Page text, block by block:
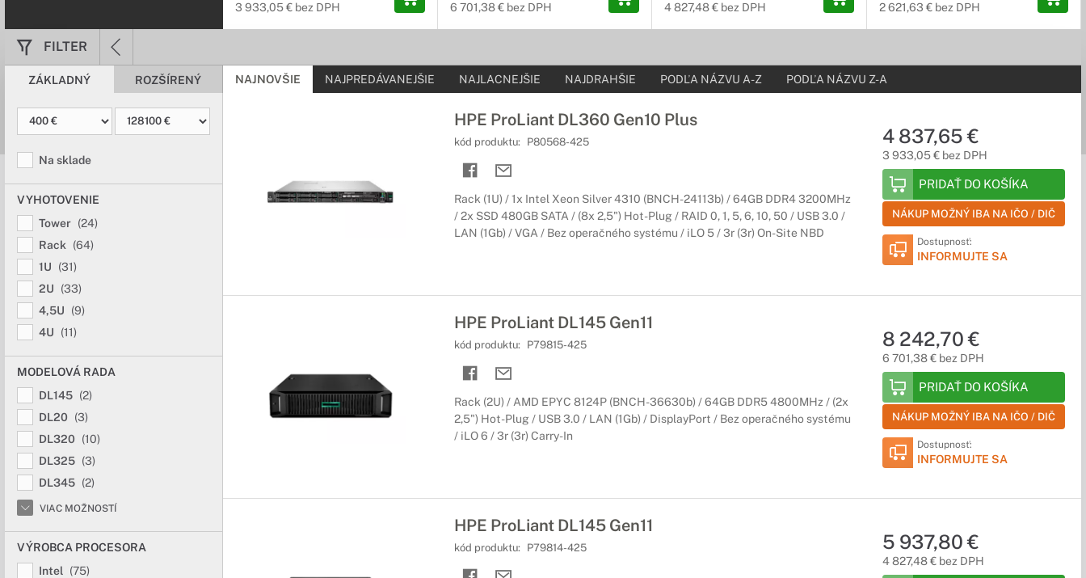
3 933,05 € bez DPH 6 701,38 € bez DPH 4 827,48 € bez DPH 2 621,63 € bez DPH
FILTER
ZÁKLADNÝ ROZŠÍRENÝ
Na sklade
VYHOTOVENIE
Tower (24)
Rack
(64)
1U
(31)
2U
(33)
4,5U
(9)
4U
(11)
MODELOVÁ RADA
DL145 (2)
DL20
(3)
DL320
(10)
DL325 (3)
DL345 (2)
VIAC MOŽNOSTÍ
VÝROBCA PROCESORA
Intel
(75)
NAJNOVŠIE NAJPREDÁVANEJŠIE NAJLACNEJŠIE NAJDRAHŠIE PODĽA NÁZVU A-Z PODĽA NÁZVU Z-A
HPE ProLiant DL360 Gen10 Plus
kód produktu: P80568-425
Rack (1U) / 1x Intel Xeon Silver 4310 (BNCH-24113b) / 64GB DDR4 3200MHz
/ 2x SSD 480GB SATA / (8x 2,5") Hot-Plug / RAID 0, 1, 5, 6, 10, 50 / USB 3.0 /
LAN (1Gb) / VGA / Bez operačného systému / iLO 5 / 3r (3r) On-Site NBD
4 837,65 €
3 933,05 € bez DPH
PRIDAŤ DO KOŠÍKA
NÁKUP MOŽNÝ IBA NA IČO / DIČ
Dostupnosť:
INFORMUJTE SA
HPE ProLiant DL145 Gen11
kód produktu: P79815-425
Rack (2U) / AMD EPYC 8124P (BNCH-36630b) / 64GB DDR5 4800MHz / (2x
2,5") Hot-Plug / USB 3.0 / LAN (1Gb) / DisplayPort / Bez operačného systému
/ iLO 6 / 3r (3r) Carry-In
8 242,70 €
6 701,38 € bez DPH
PRIDAŤ DO KOŠÍKA
NÁKUP MOŽNÝ IBA NA IČO / DIČ
Dostupnosť:
INFORMUJTE SA
HPE ProLiant DL145 Gen11
kód produktu: P79814-425 5 937,80 €
4 827,48 € bez DPH